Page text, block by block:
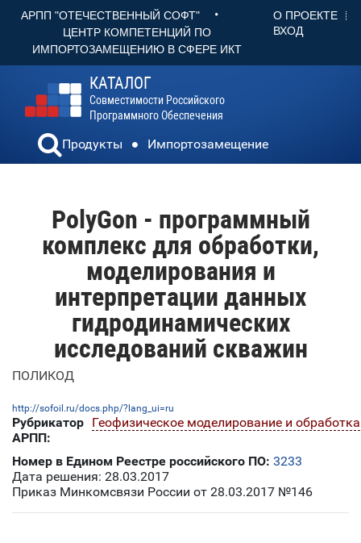
АРПП "ОТЕЧЕСТВЕННЫЙ СОФТ" •
ЦЕНТР КОМПЕТЕНЦИЙ ПО
ИМПОРТОЗАМЕЩЕНИЮ В СФЕРЕ ИКТ
О ПРОЕКТЕ
ВХОД
КАТАЛОГ
Совместимости Российского
Программного Обеспечения
Продукты Импортозамещение
PolyGon - программный
комплекс для обработки,
моделирования и
интерпретации данных
гидродинамических
исследований скважин
ПОЛИКОД
http://sofoil.ru/docs.php/?lang_ui=ru
Рубрикатор
АРПП:
Геофизическое моделирование и
Номер в Едином Реестре российского ПО: 3233
Дата решения: 28.03.2017
Приказ Минкомсвязи России от 28.03.2017 №146